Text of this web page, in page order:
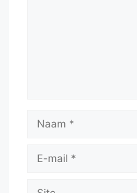
Naam
Site